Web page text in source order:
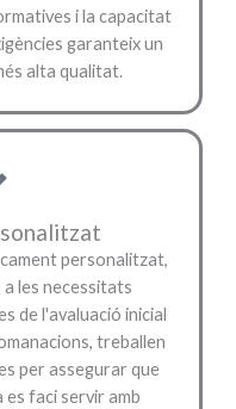
i la capacitat
garanteix un
alta qualitat.
personalitzat,
les necessitats
de l'avaluació inicial
treballen
per assegurar que
faci servir amb